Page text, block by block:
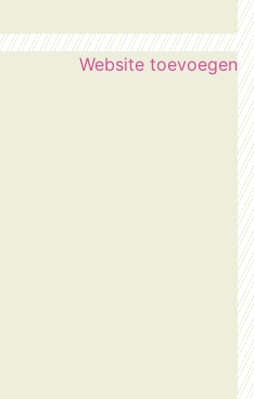
Website toevoegen